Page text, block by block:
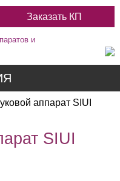
Заказать КП
и
аппарат SIUI
SIUI